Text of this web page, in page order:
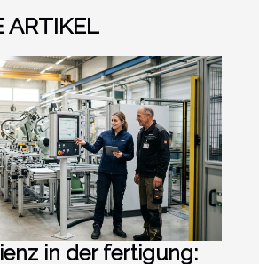
ARTIKEL
in der fertigung: